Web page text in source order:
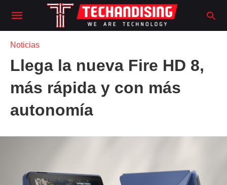
Noticias
Llega la nueva Fire HD 8,
más rápida y con más
autonomía